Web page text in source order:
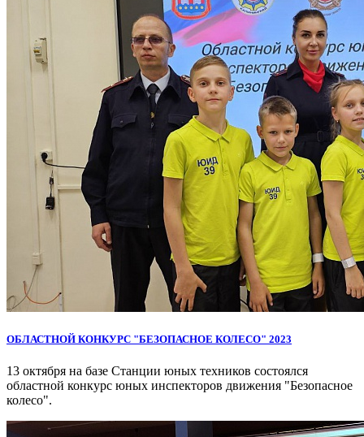
ОБЛАСТНОЙ КОНКУРС "БЕЗОПАСНОЕ КОЛЕСО" 2023
13 октября на базе Станции юных техников состоялся
областной конкурс юных инспекторов движения "Безопасное
колесо".